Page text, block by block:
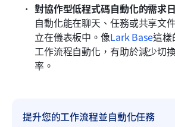
對協作型低程式碼自動化的需求
自動化能在聊天、任務或共享文
立在儀表板中。像Lark Base這樣
工作流程自動化，有助於減少切
率。
提升您的工作流程並自動化任務